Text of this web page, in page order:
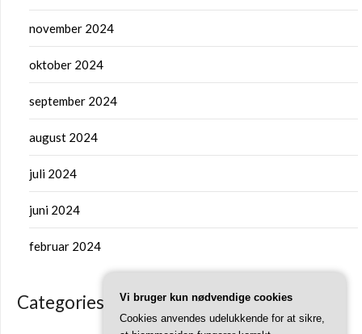
november 2024
oktober 2024
september 2024
august 2024
juli 2024
juni 2024
februar 2024
Categories
Vi bruger kun nødvendige cookies
Cookies anvendes udelukkende for at sikre,